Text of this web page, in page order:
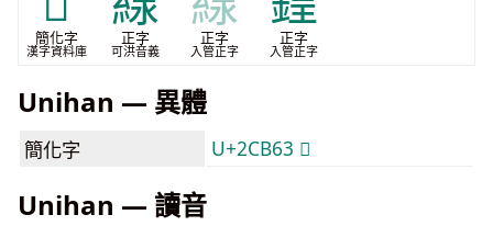
簡化字
漢字資料庫
正字
可洪音義
正字
入管正字
正字
入管正字
Unihan — 異體
簡化字 U+2CB63 𬭣
Unihan — 讀音